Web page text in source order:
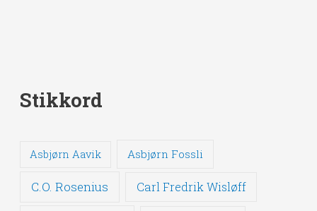
Stikkord
Asbjørn Aavik Asbjørn Fossli
C.O. Rosenius Carl Fredrik Wisløff